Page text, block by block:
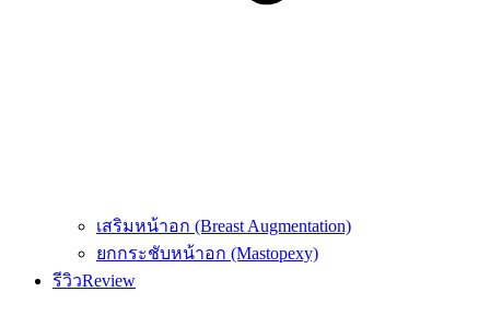
เสริมหน้าอก (Breast Augmentation)
ยกกระชับหน้าอก (Mastopexy)
รีวิวReview